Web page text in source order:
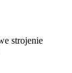
strojenie